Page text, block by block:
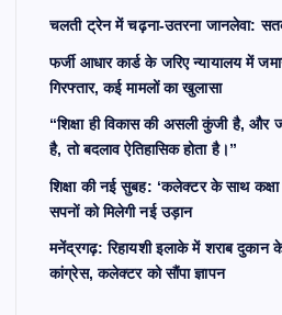
चलती ट्रेन में चढ़ना-उतरना जानलेवा:
फर्जी आधार कार्ड के जरिए न्यायालय में
गिरफ्तार, कई मामलों का खुलासा
“शिक्षा ही विकास की असली कुंजी है, और
है, तो बदलाव ऐतिहासिक होता है।”
शिक्षा की नई सुबह: ‘कलेक्टर के साथ कक्षा
सपनों को मिलेगी नई उड़ान
मनेंद्रगढ़: रिहायशी इलाके में शराब दुकान
कांग्रेस, कलेक्टर को सौंपा ज्ञापन